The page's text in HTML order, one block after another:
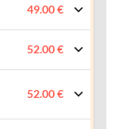
49.00 €
52.00 €
52.00 €